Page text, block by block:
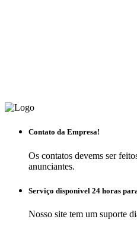
Contato da Empresa!
Os contatos devems ser
anunciantes.
Serviço disponivel 24 horas
Nosso site tem um suporte